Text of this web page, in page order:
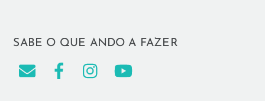
SABE O QUE ANDO A FAZER